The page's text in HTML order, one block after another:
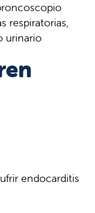
respiratorias,
urinario
endocarditis